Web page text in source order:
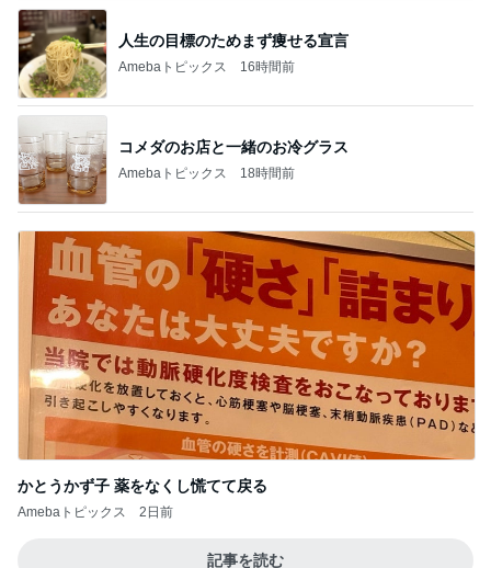
人生の目標のためまず痩せる宣言
Amebaトピックス 16時間前
コメダのお店と一緒のお冷グラス
Amebaトピックス 18時間前
かとうかず子 薬をなくし慌てて戻る
Amebaトピックス 2日前
記事を読む